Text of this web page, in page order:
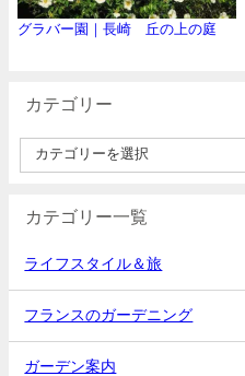
グラバー園｜長崎 丘の上の庭
カテゴリー
カテゴリー一覧
ライフスタイル＆旅
フランスのガーデニング
ガーデン案内